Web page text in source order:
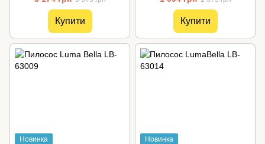
Купити Купити
Новинка
Новинка